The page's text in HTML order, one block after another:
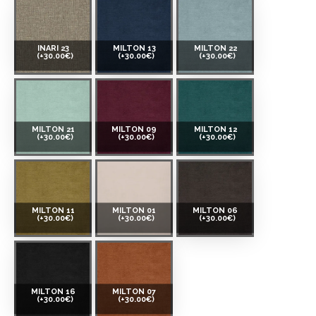
INARI 23
(+30.00€)
MILTON 13
(+30.00€)
MILTON 22
(+30.00€)
MILTON 21
(+30.00€)
MILTON 09
(+30.00€)
MILTON 12
(+30.00€)
MILTON 11
(+30.00€)
MILTON 01
(+30.00€)
MILTON 06
(+30.00€)
MILTON 16
(+30.00€)
MILTON 07
(+30.00€)